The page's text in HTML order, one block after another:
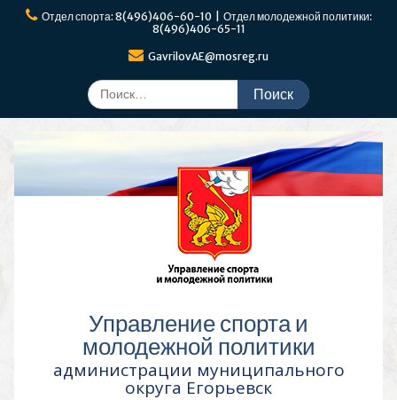
ПерейтиОтдел спорта: 8(496)406-60-10 | Отдел молодежной политики:
8(496)406-65-11
GavrilovAE@mosreg.ru
Поиск
по:
Управление спорта и
молодежной политики
администрации муниципального
округа Егорьевск